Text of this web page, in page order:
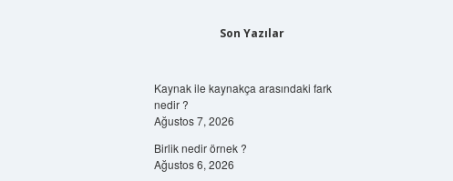
Son Yazılar
Kaynak ile kaynakça arasındaki fark
nedir ?
Ağustos 7, 2026
Birlik nedir örnek ?
Ağustos 6, 2026